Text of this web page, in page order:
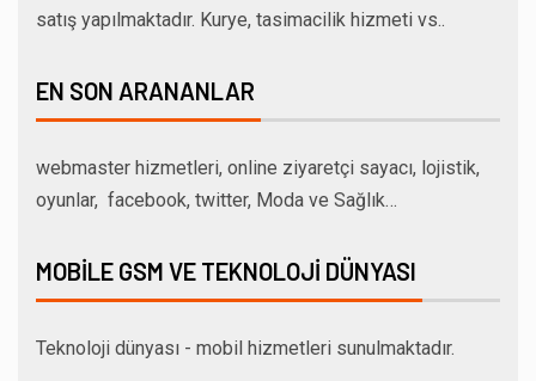
satış yapılmaktadır. Kurye, tasimacilik hizmeti vs..
EN SON ARANANLAR
webmaster hizmetleri, online ziyaretçi sayacı, lojistik,
oyunlar, facebook, twitter, Moda ve Sağlık…
MOBILE GSM VE TEKNOLOJI DÜNYASI
Teknoloji dünyası - mobil hizmetleri sunulmaktadır.